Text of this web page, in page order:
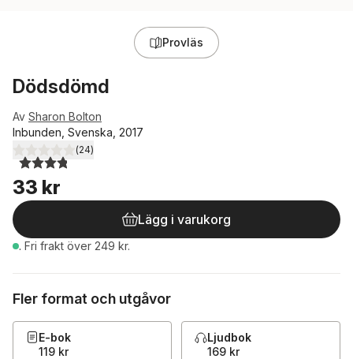
Provläs
Dödsdömd
Av Sharon Bolton
Inbunden, Svenska, 2017
3,8utav 5 stjärnor. Totalt antal röster:
(24)
33 kr
Lägg i varukorg
. Fri frakt över 249 kr.
Fler format och utgåvor
E-bok
119 kr
Ljudbok
169 kr